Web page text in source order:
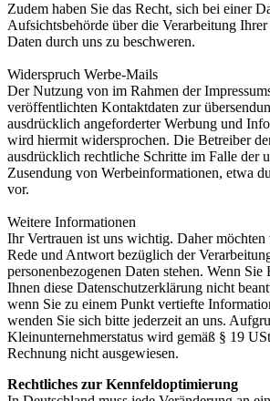
Zudem haben Sie das Recht, sich bei einer
Aufsichtsbehörde über die Verarbeitung Ihrer
Daten durch uns zu beschweren.
Widerspruch Werbe-Mails
Der Nutzung von im Rahmen der
veröffentlichten Kontaktdaten zur
ausdrücklich angeforderter Werbung und
wird hiermit widersprochen. Die Betreiber
ausdrücklich rechtliche Schritte im Falle der
Zusendung von Werbeinformationen, etwa
vor.
Weitere Informationen
Ihr Vertrauen ist uns wichtig. Daher
Rede und Antwort bezüglich der
personenbezogenen Daten stehen. Wenn Sie
Ihnen diese Datenschutzerklärung nicht
wenn Sie zu einem Punkt vertiefte
wenden Sie sich bitte jederzeit an uns.
Kleinunternehmerstatus wird gemäß § 19
Rechnung nicht ausgewiesen.
Rechtliches zur Kennfeldoptimierung